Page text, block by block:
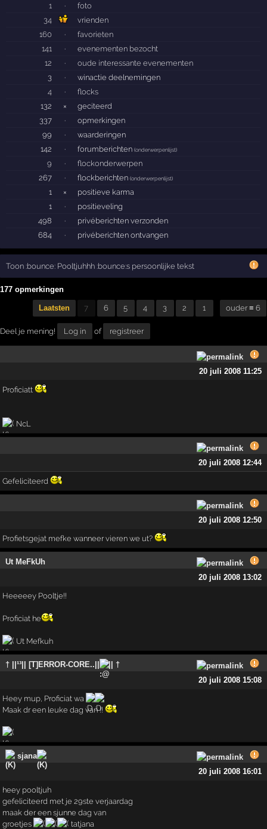
1
·
foto
34
vrienden
160
·
favorieten
141
·
evenementen bezocht
12
·
oude interessante evenementen
3
·
winactie deelnemingen
4
·
flocks
132
×
geciteerd
337
·
opmerkingen
99
·
waarderingen
142
· forumberichten(onderwerpenlijst)
9 ·
flockonderwerpen
267
· flockberichten(onderwerpenlijst)
1 ×
positieve karma
1
·
positieveling
498
·
privéberichten verzonden
684
· privéberichten ontvangen
Toon :bounce: Pooltjuhhh :bounce:s persoonlijke tekst
177 opmerkingen
Laatsten 7 6 5 4 3 2 1 ouder ≡ 6
Deel je mening! Log in of registreer
20 juli 2008 11:25
Proficiatt
NcL
20 juli 2008 12:44
Gefeliciteerd
20 juli 2008 12:50
Profietsgejat mefke wanneer vieren we ut?
Ut MeFkUh
20 juli 2008 13:02
Heeeeey Pooltje!!
Proficiat he
Ut Mefkuh
† ||¹³|| [T]ERROR-CORE..||
|| †
20 juli 2008 15:08
Heey mup, Proficiat wa
Maak dr een leuke dag van !!
sjana
20 juli 2008 16:01
heey pooltjuh
gefeliciteerd met je 29ste verjaardag
maak der een sjunne dag van
groetjes
tatjana